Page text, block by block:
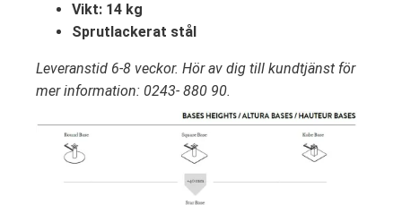
Vikt: 14 kg
Sprutlackerat stål
Leveranstid 6-8 veckor. Hör av dig till kundtjänst för
mer information: 0243- 880 90.